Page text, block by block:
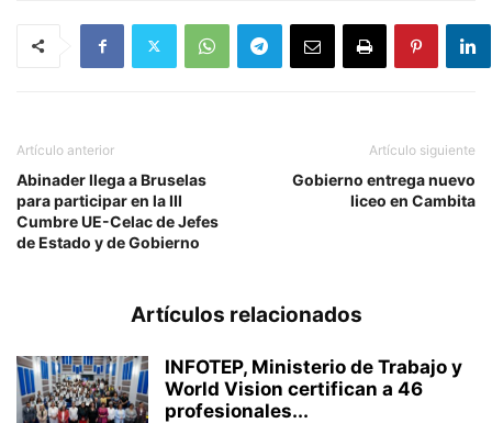
Artículo anterior
Abinader llega a Bruselas
para participar en la III
Cumbre UE-Celac de Jefes
de Estado y de Gobierno
Artículo siguiente
Gobierno entrega nuevo
liceo en Cambita
Artículos relacionados
INFOTEP, Ministerio de Trabajo y
World Vision certifican a 46
profesionales...